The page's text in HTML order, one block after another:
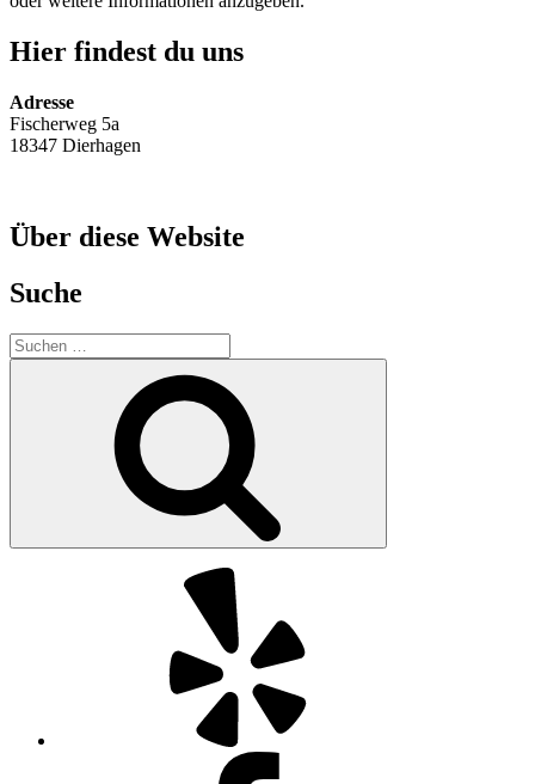
Hier findest du uns
Adresse
Fischerweg 5a
18347 Dierhagen
Über diese Website
Suche
Suche
nach: